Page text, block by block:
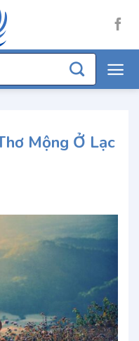
Mộng Ở Lạc